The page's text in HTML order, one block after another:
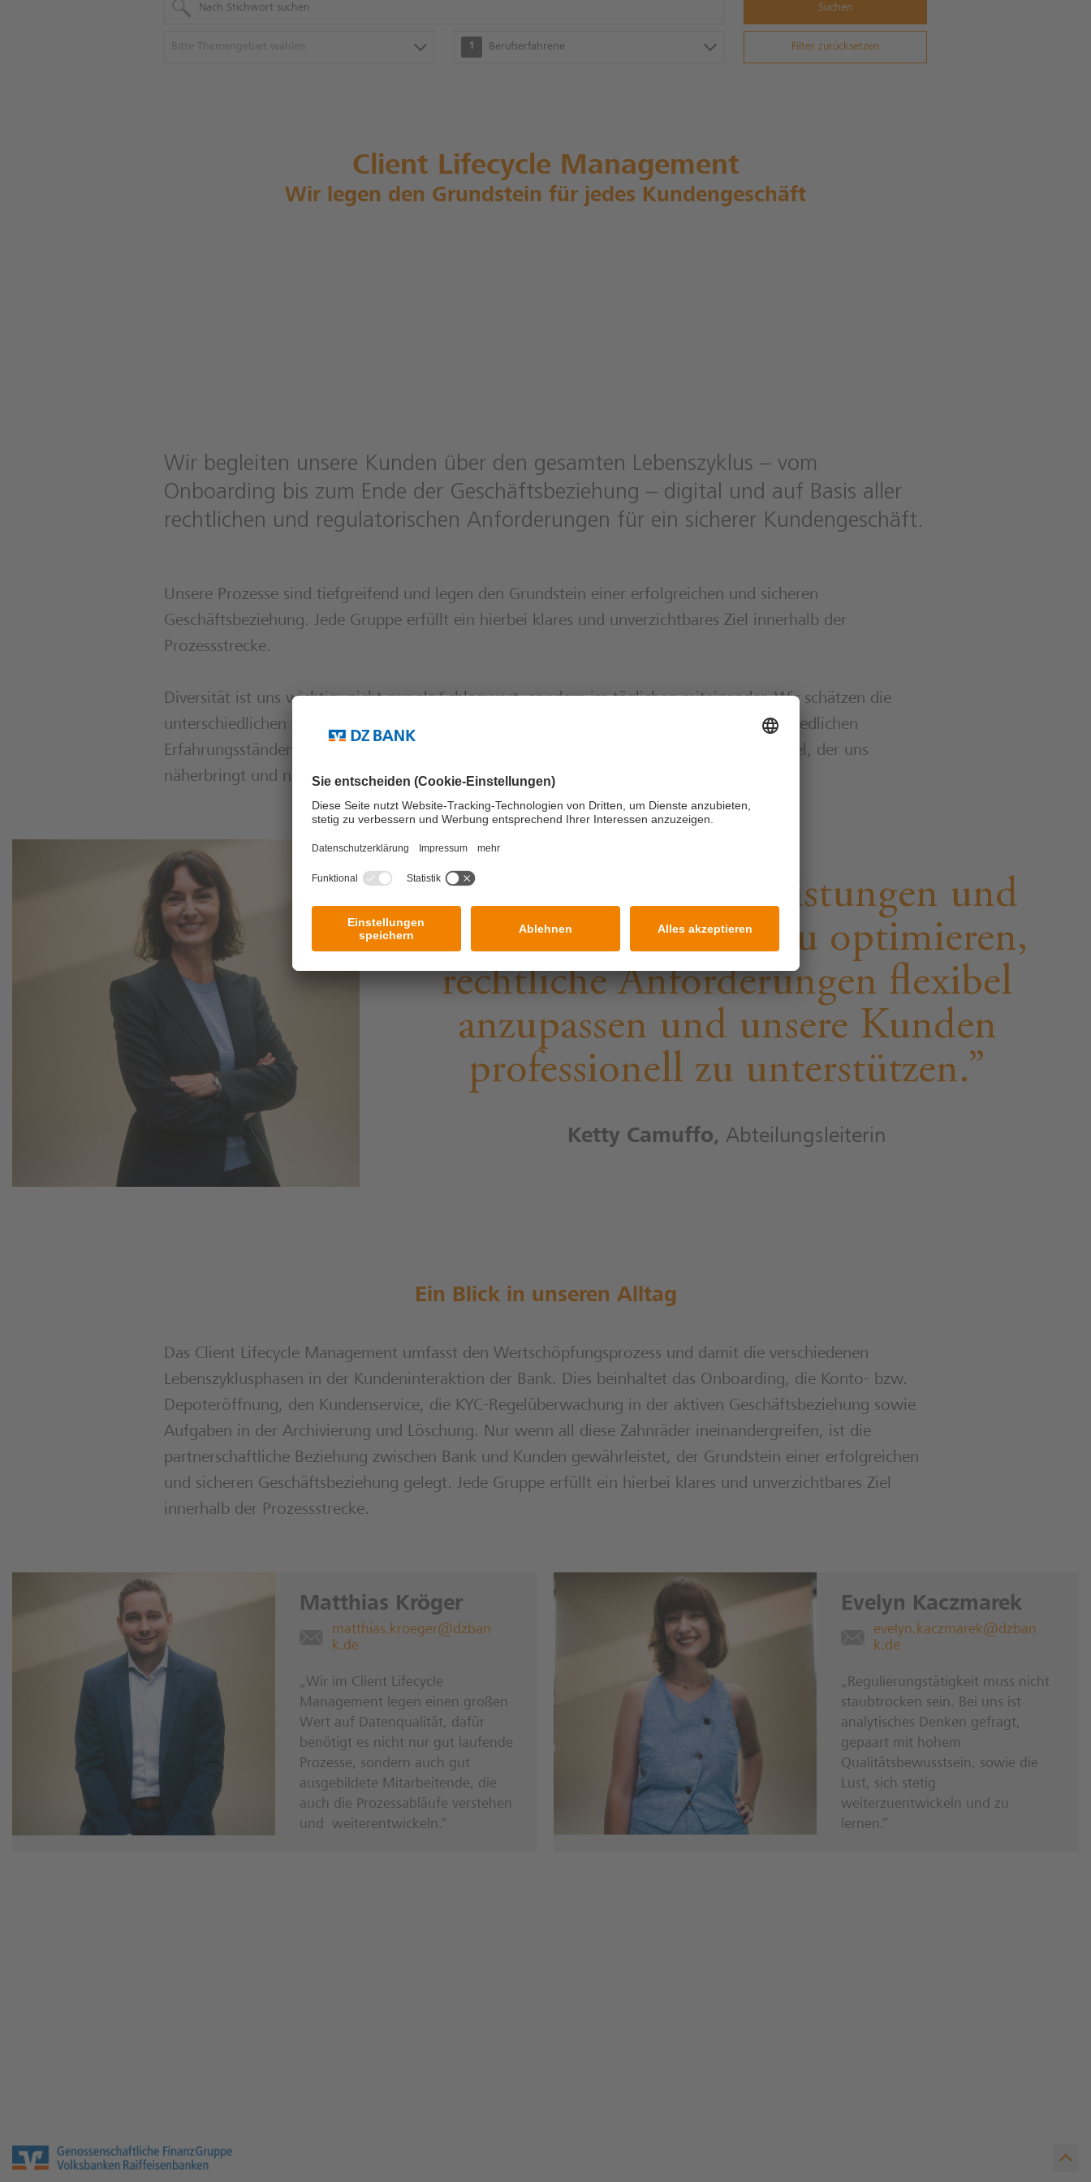
Bitte Themengebiet wählen 1 Berufserfahrene
Suchen
Filter zurücksetzen
Client Lifecycle Management
Wir legen den Grundstein für jedes Kundengeschäft
Wir begleiten unsere Kunden über den gesamten Lebenszyklus – vom
Onboarding bis zum Ende der Geschäftsbeziehung – digital und auf Basis aller
rechtlichen und regulatorischen Anforderungen für ein sicherer Kundengeschäft.
Unsere Prozesse sind tiefgreifend und legen den Grundstein einer erfolgreichen und sicheren
Geschäftsbeziehung. Jede Gruppe erfüllt ein hierbei klares und unverzichtbares Ziel innerhalb der
Prozessstrecke.
Diversität ist uns wichtig, nicht nur als Schlagwort, sondern im täglichen miteinander. Wir schätzen die
unterschiedlichen Erfahrungsebenen unserer Kollegen und Kolleginnen sehr. Von unterschiedlichen
Erfahrungsständen zu diversen kulturellen Hintergründen erleben wir einen starken Wandel, der uns
näherbringt und neue Perspektiven ermöglicht.
Unser Ziel ist es, Leistungen und
Prozesse fortlaufend zu optimieren,
rechtliche Anforderungen flexibel
anzupassen und unsere Kunden
professionell zu unterstützen.
Ketty Camuffo, Abteilungsleiterin
Ein Blick in unseren Alltag
Das Client Lifecycle Management umfasst den Wertschöpfungsprozess und damit die verschiedenen
Lebenszyklusphasen in der Kundeninteraktion der Bank. Dies beinhaltet das Onboarding, die Konto- bzw.
Depoteröffnung, den Kundenservice, die KYC-Regelüberwachung in der aktiven Geschäftsbeziehung sowie
Aufgaben in der Archivierung und Löschung. Nur wenn all diese Zahnräder ineinandergreifen, ist die
partnerschaftliche Beziehung zwischen Bank und Kunden gewährleistet, der Grundstein einer erfolgreichen
und sicheren Geschäftsbeziehung gelegt. Jede Gruppe erfüllt ein hierbei klares und unverzichtbares Ziel
innerhalb der Prozessstrecke.
Matthias Kröger
matthias.kroeger@dzban
k.de
„Wir im Client Lifecycle
Management legen einen großen
Wert auf Datenqualität, dafür
benötigt es nicht nur gut laufende
Prozesse, sondern auch gut
ausgebildete Mitarbeitende, die
auch die Prozessabläufe verstehen
und weiterentwickeln.“
Evelyn Kaczmarek
evelyn.kaczmarek@dzban
k.de
„Regulierungstätigkeit muss nicht
staubtrocken sein. Bei uns ist
analytisches Denken gefragt,
gepaart mit hohem
Qualitätsbewusstsein, sowie die
Lust, sich stetig
weiterzuentwickeln und zu
lernen.“